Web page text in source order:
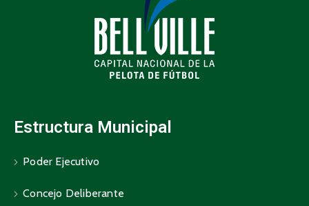
Estructura Municipal
Poder Ejecutivo
Concejo Deliberante